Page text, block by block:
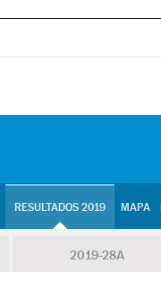
RESULTADOS 2019 MAPA
2019-28A